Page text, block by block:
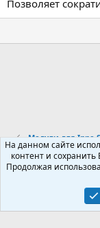
Позволяет
Модули для Inno
Russian (RU)
Политика
На данном сайте
контент и
Продолжая